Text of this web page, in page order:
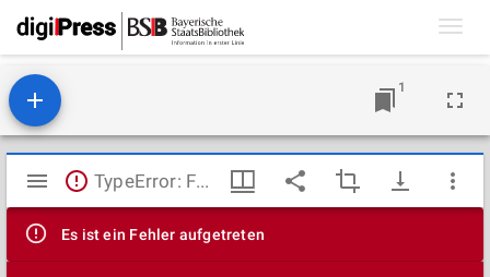
1
Mirador
Viewer
TypeError: Failed to fetch
Es ist ein Fehler aufgetreten